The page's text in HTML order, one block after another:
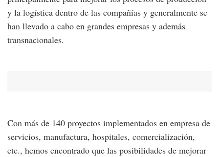
y la logística dentro de las compañías y generalmente se
han llevado a cabo en grandes empresas y además
transnacionales.
Con más de 140 proyectos implementados en empresa de
servicios, manufactura, hospitales, comercialización,
etc., hemos encontrado que las posibilidades de mejorar